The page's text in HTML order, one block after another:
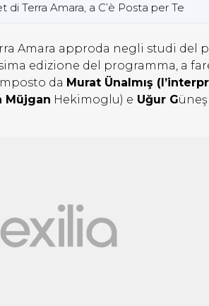
di Terra Amara, a C’è Posta per Te
Amara approda negli studi del
edizione del programma, a
da Murat Ünalmış
Müjgan Hekimoglu) e Uğur Güneş